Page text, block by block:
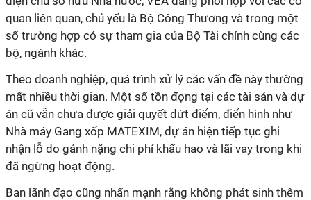
quan liên quan, chủ yếu là Bộ Công Thương và trong một
số trường hợp có sự tham gia của Bộ Tài chính cùng các
bộ, ngành khác.
Theo doanh nghiệp, quá trình xử lý các vấn đề này thường
mất nhiều thời gian. Một số tồn đọng tại các tài sản và dự
án cũ vẫn chưa được giải quyết dứt điểm, điển hình như
Nhà máy Gang xốp MATEXIM, dự án hiện tiếp tục ghi
nhận lỗ do gánh nặng chi phí khấu hao và lãi vay trong khi
đã ngừng hoạt động.
Ban lãnh đạo cũng nhấn mạnh rằng không phát sinh thêm